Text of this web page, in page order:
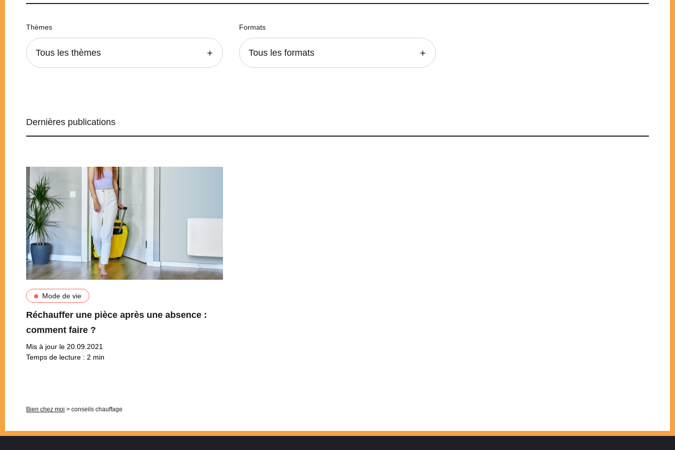
Thèmes
Tous les thèmes
Formats
Tous les formats
Dernières publications
Mode de vie
Réchauffer une pièce après une absence :
comment faire ?
Mis à jour le 20.09.2021
Temps de lecture : 2 min
Bien chez moi > conseils chauffage